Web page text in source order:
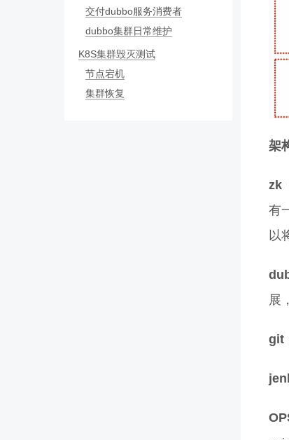
交付dubbo服务消费者
dubbo集群日常维护
K8S集群毁灭测试
节点宕机
集群恢复
架
zk
有
以
展
git